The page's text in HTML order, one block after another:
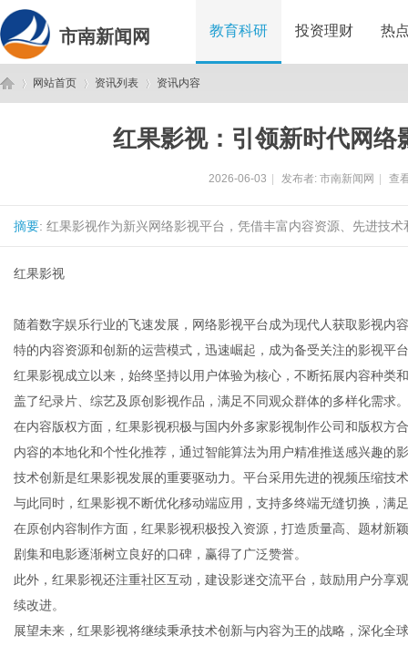
市南新闻网 教育科研 投资理财 热
网站首页 资讯列表 资讯内容
红果影视：引领新时代网络
2026-06-03 发布者: 市南新闻网 查
摘要: 红果影视作为新兴网络影视平台，凭借丰富内容资源、先进技
红果影视
随着数字娱乐行业的飞速发展，网络影视平台成为现代人获取影视内
特的内容资源和创新的运营模式，迅速崛起，成为备受关注的影视平
红果影视成立以来，始终坚持以用户体验为核心，不断拓展内容种类
盖了纪录片、综艺及原创影视作品，满足不同观众群体的多样化需求。
在内容版权方面，红果影视积极与国内外多家影视制作公司和版权方
内容的本地化和个性化推荐，通过智能算法为用户精准推送感兴趣的
技术创新是红果影视发展的重要驱动力。平台采用先进的视频压缩技
与此同时，红果影视不断优化移动端应用，支持多终端无缝切换，满
在原创内容制作方面，红果影视积极投入资源，打造质量高、题材新
剧集和电影逐渐树立良好的口碑，赢得了广泛赞誉。
此外，红果影视还注重社区互动，建设影迷交流平台，鼓励用户分享
续改进。
展望未来，红果影视将继续秉承技术创新与内容为王的战略，深化全